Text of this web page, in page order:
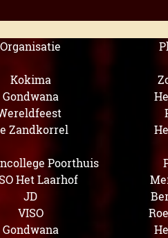
Organisatie
Kokima
Gondwana
Zandkorrel
Poorthuis
Het Laarhof
JD
VISO
Gondwana